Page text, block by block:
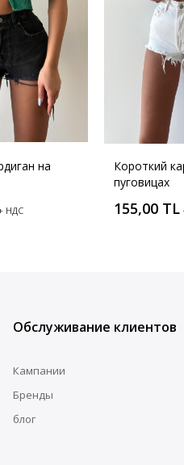
на
НДС
Короткий
пуговицах
155,00 TL
Обслуживание клиентов
Кампании
Бренды
блог